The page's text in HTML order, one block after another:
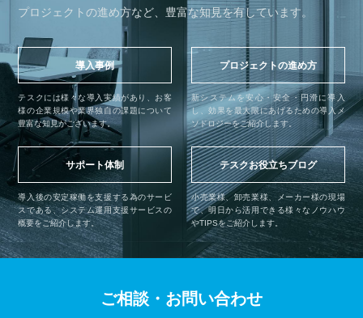
プロジェクトの進め方など、豊富な知見を有しています。
導入事例
テスクには様々な導入実績があり、お客
様の企業規模や業界独自の課題について
豊富な知見がございます。
プロジェクトの進め方
新システムを安心・安全・円滑に導入
し、効果を最大限にあげるための導入メ
ソドロジーをご紹介します。
サポート体制
導入後の安定稼働を支援する為のサービ
スである、システム運用支援サービスの
概要をご紹介します。
テスクお役立ちブログ
小売業様、卸売業様、メーカー様の現場
で、明日から活用できる様々なノウハウ
やTIPSをご紹介します。
ご相談・お問い合わせ